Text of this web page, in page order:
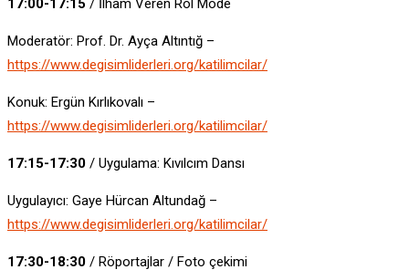
Moderatör: Prof. Dr. Ayça Altıntığ –
https://www.degisimliderleri.org/katilimcilar/
Konuk: Ergün Kırlıkovalı –
https://www.degisimliderleri.org/katilimcilar/
17:15-17:30 / Uygulama: Kıvılcım Dansı
Uygulayıcı: Gaye Hürcan Altundağ –
https://www.degisimliderleri.org/katilimcilar/
17:30-18:30 / Röportajlar / Foto çekimi